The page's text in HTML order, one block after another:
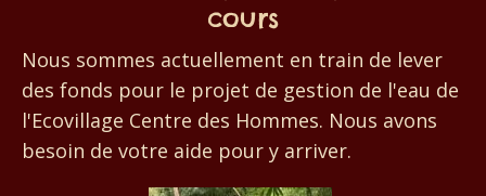
cours
Nous sommes actuellement en train de lever
des fonds pour le projet de gestion de l'eau de
l'Ecovillage Centre des Hommes. Nous avons
besoin de votre aide pour y arriver.